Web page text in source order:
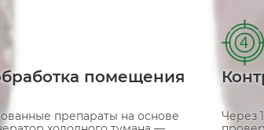
помещения
препараты на основе
4
Через